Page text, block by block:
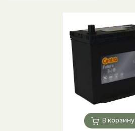
В корзину